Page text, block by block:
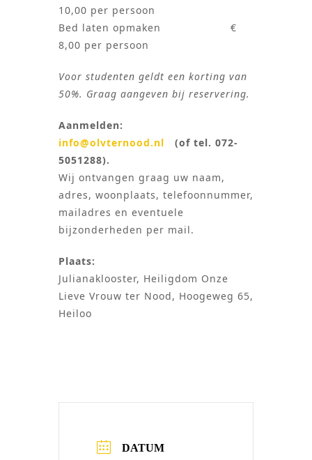
10,00 per persoon
Bed laten opmaken €
8,00 per persoon
Voor studenten geldt een korting van
50%. Graag aangeven bij reservering.
Aanmelden:
info@olvternood.nl (of tel. 072-
5051288).
Wij ontvangen graag uw naam,
adres, woonplaats, telefoonnummer,
mailadres en eventuele
bijzonderheden per mail.
Plaats:
Julianaklooster, Heiligdom Onze
Lieve Vrouw ter Nood, Hoogeweg 65,
Heiloo
DATUM